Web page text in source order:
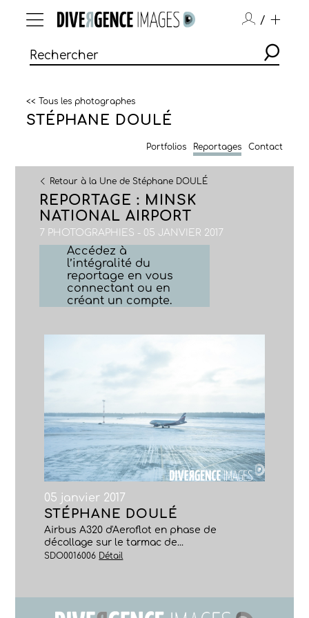
/
<< Tous les photographes
STÉPHANE DOULÉ
Portfolios Reportages Contact
Retour à la Une de Stéphane DOULÉ
REPORTAGE : MINSK
NATIONAL AIRPORT
7 PHOTOGRAPHIES - 05 JANVIER 2017
Accédez à
l’intégralité du
reportage en vous
connectant ou en
créant un compte.
05 janvier 2017
STÉPHANE DOULÉ
Airbus A320 d'Aeroflot en phase de
décollage sur le tarmac de...
SDO0016006 Détail